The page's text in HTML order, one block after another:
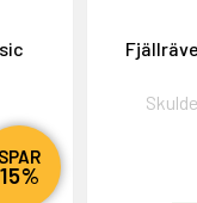
SPAR
15%